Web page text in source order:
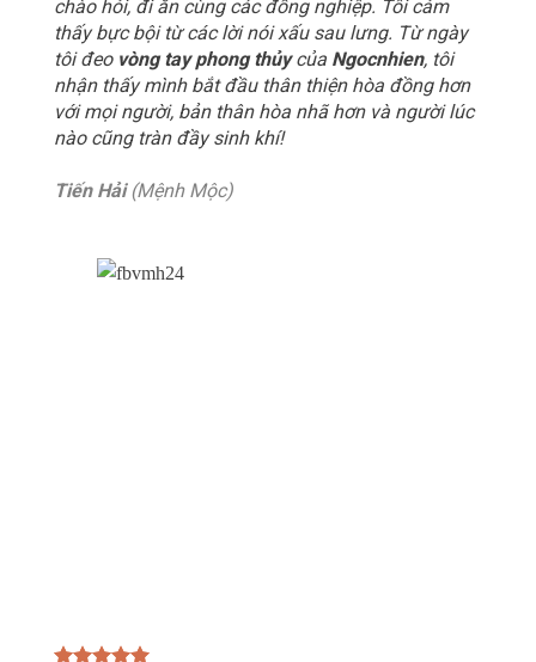
chào hỏi, đi ăn cùng các đồng nghiệp. Tôi cảm
thấy bực bội từ các lời nói xấu sau lưng. Từ ngày
tôi đeo vòng tay phong thủycủa Ngocnhien, tôi
nhận thấy mình bắt đầu thân thiện hòa đồng hơn
với mọi người, bản thân hòa nhã hơn và người lúc
nào cũng tràn đầy sinh khí!
Tiến Hải(Mệnh Mộc)